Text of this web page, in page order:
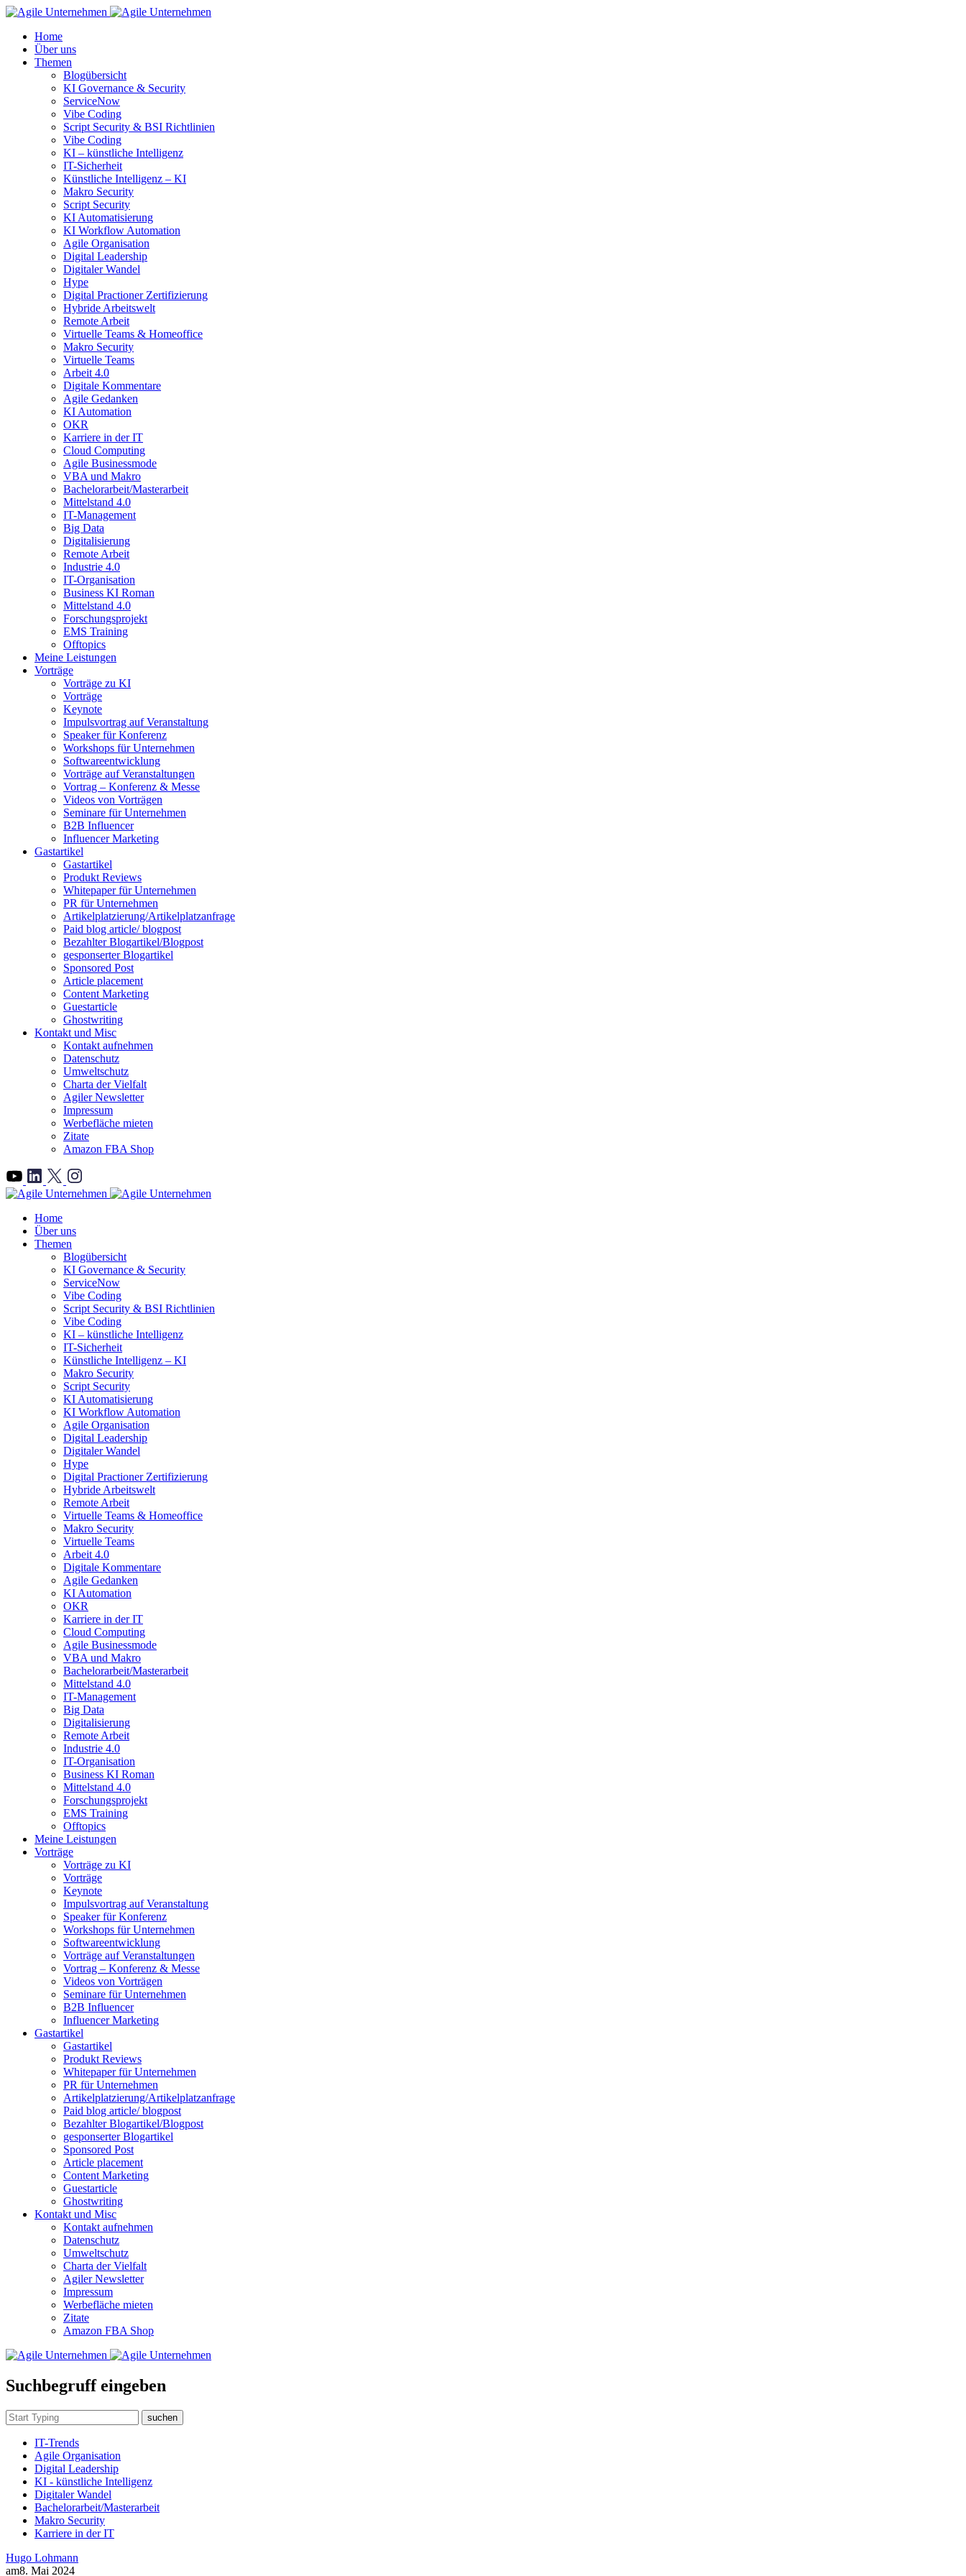
Home
Über uns
Themen
Blogübersicht
KI Governance & Security
ServiceNow
Vibe Coding
Script Security & BSI Richtlinien
Vibe Coding
KI – künstliche Intelligenz
IT-Sicherheit
Künstliche Intelligenz – KI
Makro Security
Script Security
KI Automatisierung
KI Workflow Automation
Agile Organisation
Digital Leadership
Digitaler Wandel
Hype
Digital Practioner Zertifizierung
Hybride Arbeitswelt
Remote Arbeit
Virtuelle Teams & Homeoffice
Makro Security
Virtuelle Teams
Arbeit 4.0
Digitale Kommentare
Agile Gedanken
KI Automation
OKR
Karriere in der IT
Cloud Computing
Agile Businessmode
VBA und Makro
Bachelorarbeit/Masterarbeit
Mittelstand 4.0
IT-Management
Big Data
Digitalisierung
Remote Arbeit
Industrie 4.0
IT-Organisation
Business KI Roman
Mittelstand 4.0
Forschungsprojekt
EMS Training
Offtopics
Meine Leistungen
Vorträge
Vorträge zu KI
Vorträge
Keynote
Impulsvortrag auf Veranstaltung
Speaker für Konferenz
Workshops für Unternehmen
Softwareentwicklung
Vorträge auf Veranstaltungen
Vortrag – Konferenz & Messe
Videos von Vorträgen
Seminare für Unternehmen
B2B Influencer
Influencer Marketing
Gastartikel
Gastartikel
Produkt Reviews
Whitepaper für Unternehmen
PR für Unternehmen
Artikelplatzierung/Artikelplatzanfrage
Paid blog article/ blogpost
Bezahlter Blogartikel/Blogpost
gesponserter Blogartikel
Sponsored Post
Article placement
Content Marketing
Guestarticle
Ghostwriting
Kontakt und Misc
Kontakt aufnehmen
Datenschutz
Umweltschutz
Charta der Vielfalt
Agiler Newsletter
Impressum
Werbefläche mieten
Zitate
Amazon FBA Shop
">
Home
Über uns
Themen
Blogübersicht
KI Governance & Security
ServiceNow
Vibe Coding
Script Security & BSI Richtlinien
Vibe Coding
KI – künstliche Intelligenz
IT-Sicherheit
Künstliche Intelligenz – KI
Makro Security
Script Security
KI Automatisierung
KI Workflow Automation
Agile Organisation
Digital Leadership
Digitaler Wandel
Hype
Digital Practioner Zertifizierung
Hybride Arbeitswelt
Remote Arbeit
Virtuelle Teams & Homeoffice
Makro Security
Virtuelle Teams
Arbeit 4.0
Digitale Kommentare
Agile Gedanken
KI Automation
OKR
Karriere in der IT
Cloud Computing
Agile Businessmode
VBA und Makro
Bachelorarbeit/Masterarbeit
Mittelstand 4.0
IT-Management
Big Data
Digitalisierung
Remote Arbeit
Industrie 4.0
IT-Organisation
Business KI Roman
Mittelstand 4.0
Forschungsprojekt
EMS Training
Offtopics
Meine Leistungen
Vorträge
Vorträge zu KI
Vorträge
Keynote
Impulsvortrag auf Veranstaltung
Speaker für Konferenz
Workshops für Unternehmen
Softwareentwicklung
Vorträge auf Veranstaltungen
Vortrag – Konferenz & Messe
Videos von Vorträgen
Seminare für Unternehmen
B2B Influencer
Influencer Marketing
Gastartikel
Gastartikel
Produkt Reviews
Whitepaper für Unternehmen
PR für Unternehmen
Artikelplatzierung/Artikelplatzanfrage
Paid blog article/ blogpost
Bezahlter Blogartikel/Blogpost
gesponserter Blogartikel
Sponsored Post
Article placement
Content Marketing
Guestarticle
Ghostwriting
Kontakt und Misc
Kontakt aufnehmen
Datenschutz
Umweltschutz
Charta der Vielfalt
Agiler Newsletter
Impressum
Werbefläche mieten
Zitate
Amazon FBA Shop
Suchbegruff eingeben
suchen
IT-Trends
Agile Organisation
Digital Leadership
KI - künstliche Intelligenz
Digitaler Wandel
Bachelorarbeit/Masterarbeit
Makro Security
Karriere in der IT
Hugo Lohmann
am8. Mai 2024